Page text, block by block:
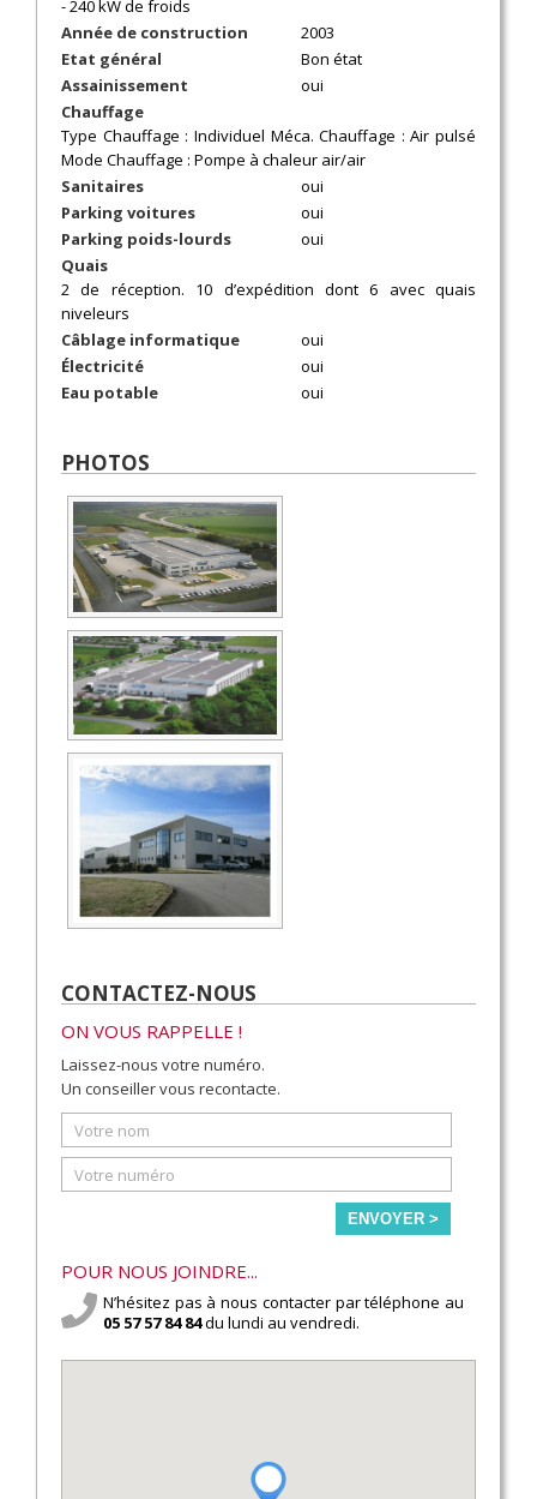
- 240 kW de froids
Année de construction
2003
Etat général
Bon état
Assainissement
oui
Chauffage
Type Chauffage : Individuel Méca. Chauffage : Air pulsé
Mode Chauffage : Pompe à chaleur air/air
Sanitaires
oui
Parking voitures
oui
Parking poids-lourds
oui
Quais
2 de réception. 10 d’expédition dont 6 avec quais
niveleurs
Câblage informatique
oui
Électricité
oui
Eau potable
oui
PHOTOS
CONTACTEZ-NOUS
ON VOUS RAPPELLE !
Laissez-nous votre numéro.
Un conseiller vous recontacte.
ENVOYER >
POUR NOUS JOINDRE...
N’hésitez pas à nous contacter par téléphone au
05 57 57 84 84du lundi au vendredi.